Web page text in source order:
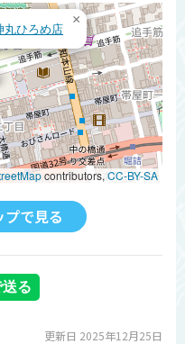
丸ひろめ店
×
contributors,CC-BY-SA
で見る
更新日 2025年12月25日